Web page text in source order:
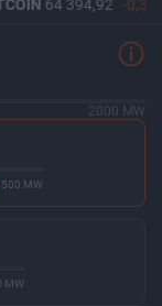
64 394,92 -0,32%
2000 MW
500 MW
MW